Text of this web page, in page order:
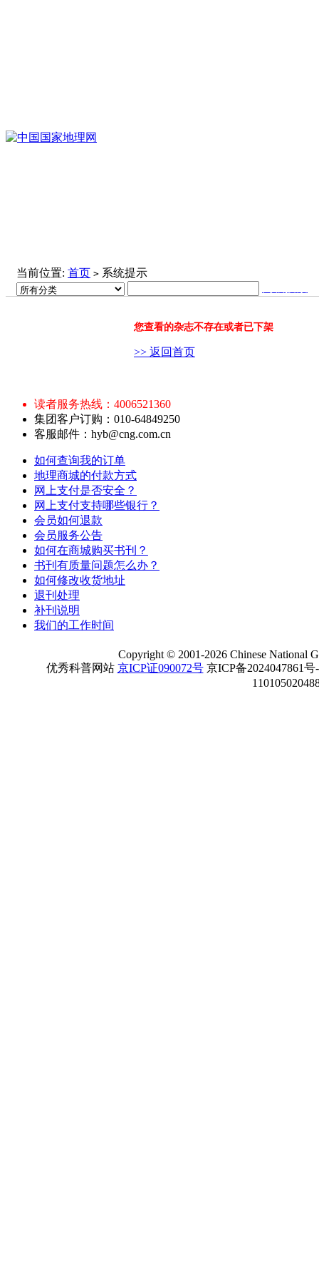
当前位置: 首页 > 系统提示
您查看的杂志不存在或者已下架
>> 返回首页
读者服务热线：4006521360
集团客户订购：010-64849250
客服邮件：hyb@cng.com.cn
如何查询我的订单
地理商城的付款方式
网上支付是否安全？
网上支付支持哪些银行？
会员如何退款
会员服务公告
如何在商城购买书刊？
书刊有质量问题怎么办？
如何修改收货地址
退刊处理
补刊说明
我们的工作时间
Copyright ©2001-2026 Chinese National
优秀科普网站 京ICP证090072号京ICP备2024047861